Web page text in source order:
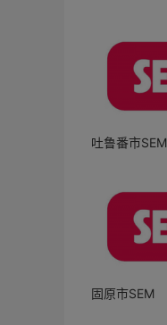
吐鲁番市SEM
固原市SEM